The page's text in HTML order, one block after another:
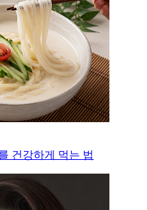
건강하게 먹는 법